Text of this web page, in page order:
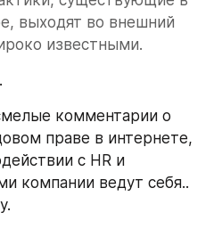
выходят во внешний
известными.
комментарии о
праве в интернете,
с HR и
компании ведут себя..